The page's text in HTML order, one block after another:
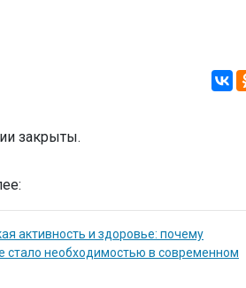
закрыты.
активность и здоровье: почему
стало необходимостью в современном